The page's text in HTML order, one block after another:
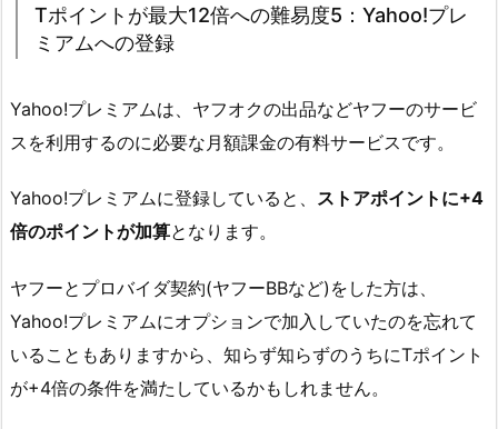
Tポイントが最大12倍への難易度5：Yahoo!プレ
ミアムへの登録
Yahoo!プレミアムは、ヤフオクの出品などヤフーのサービ
スを利用するのに必要な月額課金の有料サービスです。
Yahoo!プレミアムに登録していると、 ストアポイントに+4
倍のポイントが加算となります。
ヤフーとプロバイダ契約(ヤフーBBなど)をした方は、
Yahoo!プレミアムにオプションで加入していたのを忘れて
いることもありますから、知らず知らずのうちにTポイント
が+4倍の条件を満たしているかもしれません。